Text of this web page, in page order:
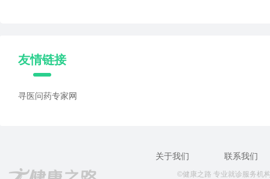
友情链接
寻医问药专家网
关于我们 联系我们
©健康之路 专业就诊服务机